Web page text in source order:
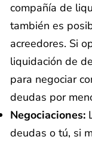
compañía de
también es
acreedores. Si
liquidación de
para negociar
deudas por
Negociaciones:
deudas o tú, si